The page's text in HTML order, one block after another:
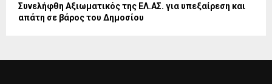
Συνελήφθη Αξιωματικός της ΕΛ.ΑΣ. για υπεξαίρεση και
απάτη σε βάρος του Δημοσίου